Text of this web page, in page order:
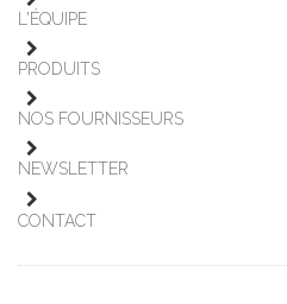
L'ÉQUIPE
PRODUITS
NOS FOURNISSEURS
NEWSLETTER
CONTACT